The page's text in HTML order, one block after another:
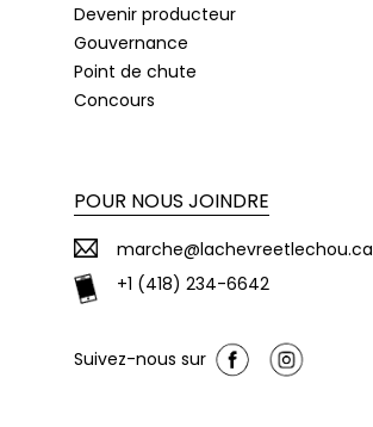
Devenir producteur
Gouvernance
Point de chute
Concours
POUR NOUS JOINDRE
marche@lachevreetlechou.ca
+1 (418) 234-6642
Suivez-nous sur